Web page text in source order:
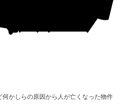
かしらの原因から人が亡くなった物件